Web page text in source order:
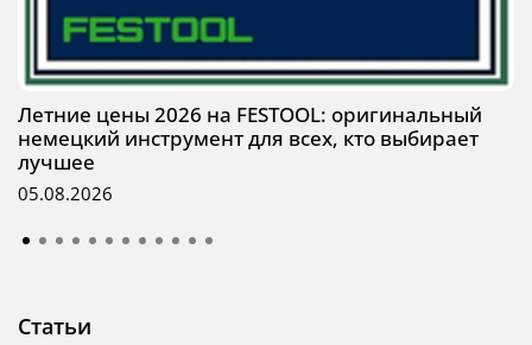
Летние цены 2026 на FESTOOL: оригинальный
немецкий инструмент для всех, кто выбирает
лучшее
05.08.2026
Статьи